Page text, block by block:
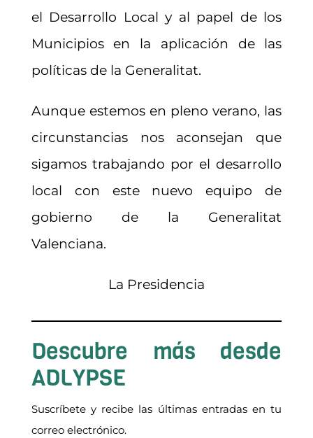
el Desarrollo Local y al papel de los
Municipios en la aplicación de las
políticas de la Generalitat.
Aunque estemos en pleno verano, las
circunstancias nos aconsejan que
sigamos trabajando por el desarrollo
local con este nuevo equipo de
gobierno de la Generalitat
Valenciana.
La Presidencia
Descubre más desde
ADLYPSE
Suscríbete y recibe las últimas entradas en tu
correo electrónico.